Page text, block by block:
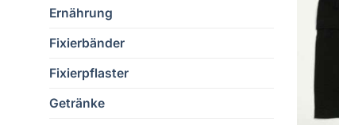
Ernährung
Fixierbänder
Fixierpflaster
Getränke